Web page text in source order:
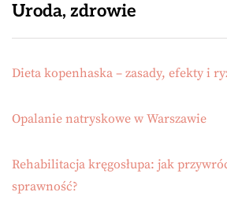
Uroda, zdrowie
Dieta kopenhaska – zasady, efekty i
Opalanie natryskowe w Warszawie
Rehabilitacja kręgosłupa: jak
sprawność?